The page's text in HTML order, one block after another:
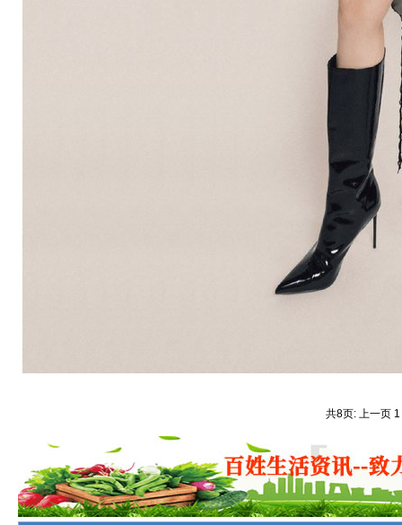
共8页: 上一页 1